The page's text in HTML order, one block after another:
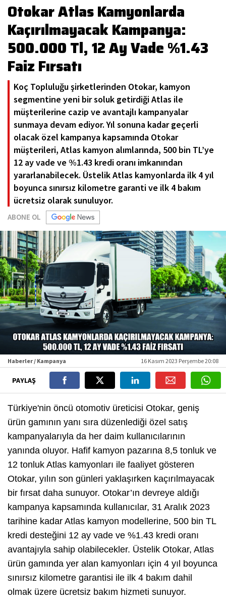
Otokar Atlas Kamyonlarda
Kaçırılmayacak Kampanya:
500.000 Tl, 12 Ay Vade %1.43
Faiz Fırsatı
Koç Topluluğu şirketlerinden Otokar, kamyon
segmentine yeni bir soluk getirdiği Atlas ile
müşterilerine cazip ve avantajlı kampanyalar
sunmaya devam ediyor. Yıl sonuna kadar geçerli
olacak özel kampanya kapsamında Otokar
müşterileri, Atlas kamyon alımlarında, 500 bin TL’ye
12 ay vade ve %1.43 kredi oranı imkanından
yararlanabilecek. Üstelik Atlas kamyonlarda ilk 4 yıl
boyunca sınırsız kilometre garanti ve ilk 4 bakım
ücretsiz olarak sunuluyor.
ABONE OL
Haberler / Kampanya 16 Kasım 2023 Perşembe 20:08
PAYLAŞ
Türkiye'nin öncü otomotiv üreticisi Otokar, geniş
ürün gamının yanı sıra düzenlediği özel satış
kampanyalarıyla da her daim kullanıcılarının
yanında oluyor. Hafif kamyon pazarına 8,5 tonluk ve
12 tonluk Atlas kamyonları ile faaliyet gösteren
Otokar, yılın son günleri yaklaşırken kaçırılmayacak
bir fırsat daha sunuyor. Otokar’ın devreye aldığı
kampanya kapsamında kullanıcılar, 31 Aralık 2023
tarihine kadar Atlas kamyon modellerine, 500 bin TL
kredi desteğini 12 ay vade ve %1.43 kredi oranı
avantajıyla sahip olabilecekler. Üstelik Otokar, Atlas
ürün gamında yer alan kamyonları için 4 yıl boyunca
sınırsız kilometre garantisi ile ilk 4 bakım dahil
olmak üzere ücretsiz bakım hizmeti sunuyor.